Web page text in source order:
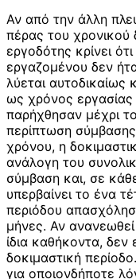
Αν από την άλλη
πέρας του χρονικού
εργοδότης κρίνει
εργαζομένου δεν
λύεται αυτοδικαίως
ως χρόνος εργασίας
παρήχθησαν μέχρι
περίπτωση
χρόνου, η
ανάλογη του
σύμβαση και, σε
υπερβαίνει το ένα
περιόδου
μήνες. Αν
ίδια καθήκοντα, δεν
δοκιμαστική
για οποιονδήποτε